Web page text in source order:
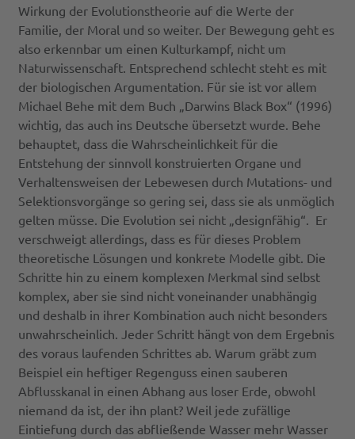
Wirkung der Evolutionstheorie auf die Werte der
Familie, der Moral und so weiter. Der Bewegung geht es
also erkennbar um einen Kulturkampf, nicht um
Naturwissenschaft. Entsprechend schlecht steht es mit
der biologischen Argumentation. Für sie ist vor allem
Michael Behe mit dem Buch „Darwins Black Box“ (1996)
wichtig, das auch ins Deutsche übersetzt wurde. Behe
behauptet, dass die Wahrscheinlichkeit für die
Entstehung der sinnvoll konstruierten Organe und
Verhaltensweisen der Lebewesen durch Mutations- und
Selektionsvorgänge so gering sei, dass sie als unmöglich
gelten müsse. Die Evolution sei nicht „designfähig“. Er
verschweigt allerdings, dass es für dieses Problem
theoretische Lösungen und konkrete Modelle gibt. Die
Schritte hin zu einem komplexen Merkmal sind selbst
komplex, aber sie sind nicht voneinander unabhängig
und deshalb in ihrer Kombination auch nicht besonders
unwahrscheinlich. Jeder Schritt hängt von dem Ergebnis
des voraus laufenden Schrittes ab. Warum gräbt zum
Beispiel ein heftiger Regenguss einen sauberen
Abflusskanal in einen Abhang aus loser Erde, obwohl
niemand da ist, der ihn plant? Weil jede zufällige
Eintiefung durch das abfließende Wasser mehr Wasser